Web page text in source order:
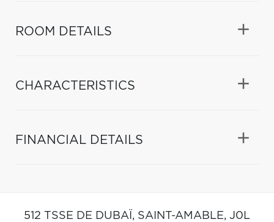
ROOM DETAILS
CHARACTERISTICS
FINANCIAL DETAILS
512 TSSE DE DUBAÏ, SAINT-AMABLE, J0L